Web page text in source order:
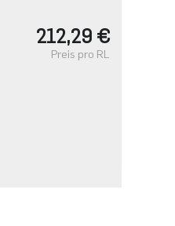
212,29 €
Preis pro RL